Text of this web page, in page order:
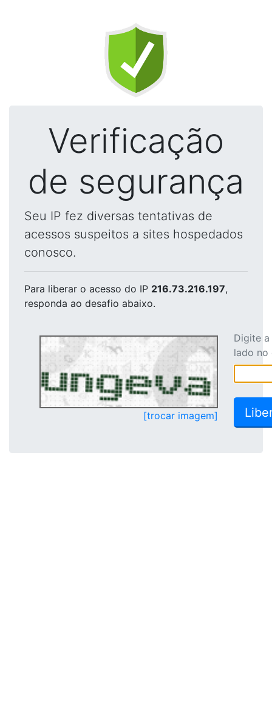
Verificação
de segurança
Seu IP fez diversas tentativas de
acessos suspeitos a sites hospedados
conosco.
Para liberar o acesso do IP 216.73.216.197,
responda ao desafio abaixo.
[trocar imagem]
Digite
lado no